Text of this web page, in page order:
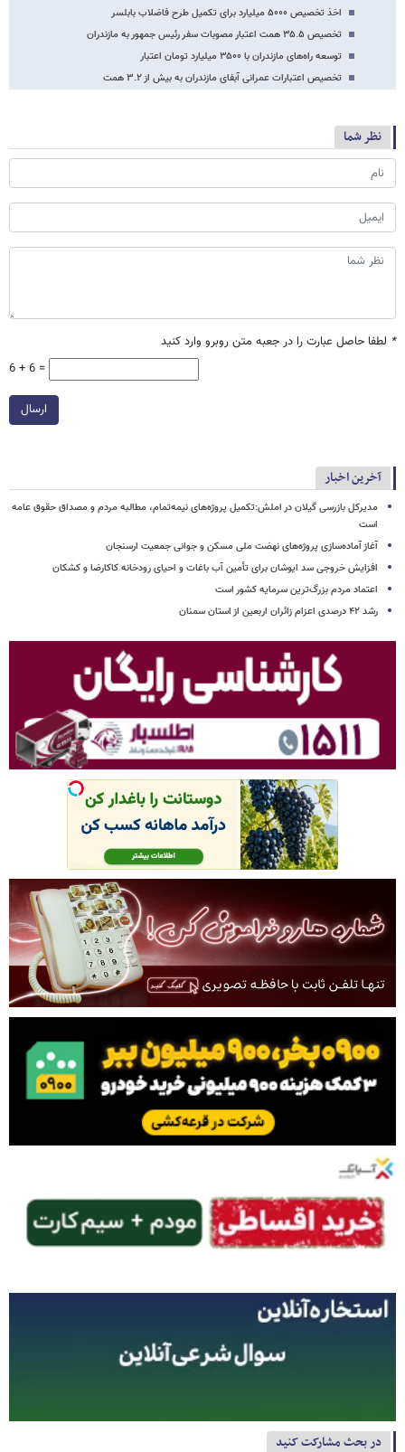
اخذ تخصیص ۵۰۰۰ میلیارد برای تکمیل طرح فاضلاب بابلسر
تخصیص ۳۵.۵ همت اعتبار مصوبات سفر رئیس جمهور به مازندران
توسعه راه‌های مازندران با ۳۵۰۰ میلیارد تومان اعتبار
تخصیص اعتبارات عمرانی آبفای مازندران به بیش از ۳.۲ همت
نظر شما
* لطفا حاصل عبارت را در جعبه متن روبرو وارد کنید
6 + 6 =
ارسال
آخرین اخبار
مدیرکل بازرسی گیلان در املش:تکمیل پروژه‌های نیمه‌تمام، مطالبه مردم و مصداق حقوق عامه
است
آغاز آماده‌سازی پروژه‌های نهضت ملی مسکن و جوانی جمعیت ارسنجان
افزایش خروجی سد ایوشان برای تأمین آب باغات و احیای رودخانه‌ کاکارضا و کشکان
اعتماد مردم بزرگ‌ترین سرمایه کشور است
رشد ۴۲ درصدی اعزام زائران اربعین از استان سمنان
در بحث مشارکت کنید